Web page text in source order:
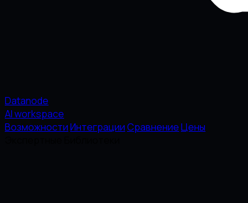
Datanode
AI workspace
ВозможностиИнтеграцииСравнениеЦены